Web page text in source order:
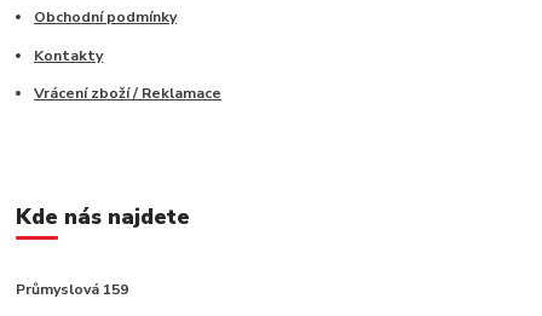
Obchodní podmínky
Kontakty
Vrácení zboží / Reklamace
Kde nás najdete
Průmyslová 159